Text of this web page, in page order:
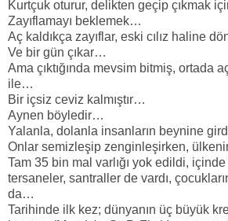
Kurtçuk oturur, delikten geçip çıkmak
Zayıflamayı beklemek…
Aç kaldıkça zayıflar, eski cılız haline
Ve bir gün çıkar…
Ama çıktığında mevsim bitmiş, ortada
ile…
Bir içsiz ceviz kalmıştır…
Aynen böyledir…
Yalanla, dolanla insanların beynine
Onlar semizleşip zenginleşirken,
Tam 35 bin mal varlığı yok edildi,
tersaneler, santraller de vardı,
da…
Tarihinde ilk kez; dünyanın üç büyük